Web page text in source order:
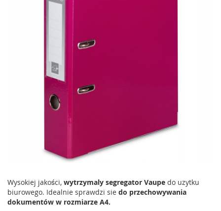
Wysokiej jakości, wytrzymaly segregator Vaupe do uzytku
biurowego. Idealnie sprawdzi sie do przechowywania
dokumentów w rozmiarze A4.